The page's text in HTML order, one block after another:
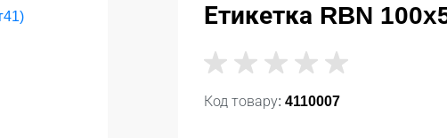
Етикетка RBN
Код товару: 4110007